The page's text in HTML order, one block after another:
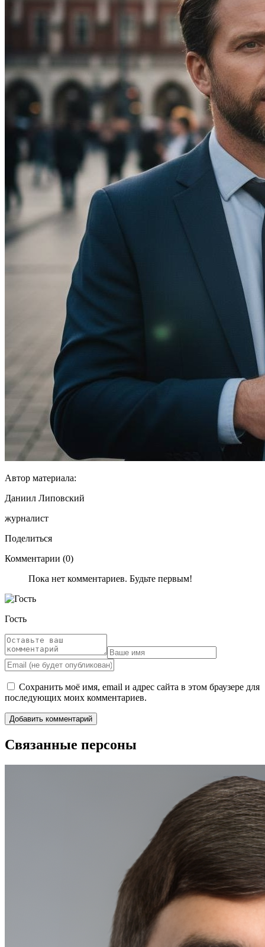
Автор материала:
Даниил Липовский
журналист
Поделиться
Комментарии (0)
Пока нет комментариев. Будьте первым!
Гость
Сохранить моё имя, email и адрес сайта в этом браузере для
последующих моих комментариев.
Связанные персоны